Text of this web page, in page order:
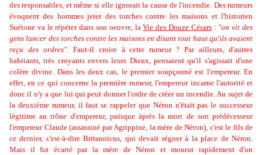
des responsables, et même si elle ignorait la cause de l'incendie. Des rumeurs
évoquent des hommes jeter des torches contre les maisons et l'historien
Suétone va le répéter dans son oeuvre, laVie des Douze Césars: "on vit des
gens lancer des torches contre les maisons en disant tout haut qu'ils avaient
reçu des ordres". Faut-il croire à cette rumeur ? Par ailleurs, d'autres
habitants, très croyants envers leurs Dieux, pensaient qu'il s'agissait d'une
colère divine. Dans les deux cas, le premier soupçonné est l'empereur. En
effet, en ce qui concerne la première rumeur, l'empereur incarne l'autorité et
donc il n'y a que lui qui peut donner l'ordre de créer un incendie. Au sujet de
la deuxième rumeur, il faut se rappeler que Néron n'était pas le successeur
légitime au trône d'empereur, puisque àprès la mort de son prédécesseur
l'empereur Claude (assassiné par Agrippine, la mère de Néron), c'est le fils de
ce dernier, c'est-à-dire Britannicus, qui devait régner à la place de Néron.
Mais il fut écarté par la mère de Néron et mourut rapidement d'un